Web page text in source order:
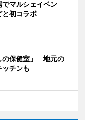
マルシェイベン
初コラボ
の保健室」 地元の
ッチンも